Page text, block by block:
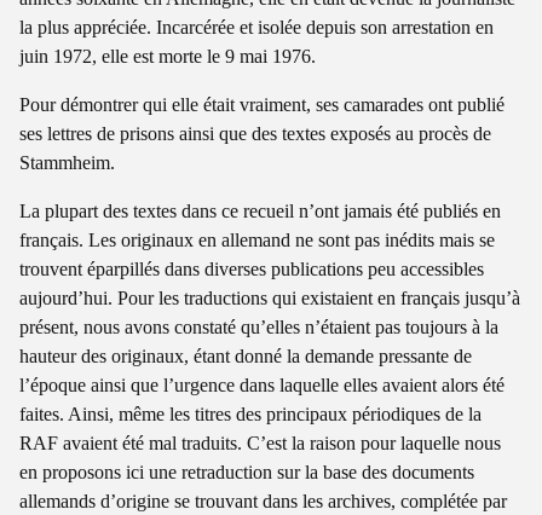
la plus appréciée. Incarcérée et isolée depuis son arrestation en
juin 1972, elle est morte le 9 mai 1976.
Pour démontrer qui elle était vraiment, ses camarades ont publié
ses lettres de prisons ainsi que des textes exposés au procès de
Stammheim.
La plupart des textes dans ce recueil n’ont jamais été publiés en
français. Les originaux en allemand ne sont pas inédits mais se
trouvent éparpillés dans diverses publications peu accessibles
aujourd’hui. Pour les traductions qui existaient en français jusqu’à
présent, nous avons constaté qu’elles n’étaient pas toujours à la
hauteur des originaux, étant donné la demande pressante de
l’époque ainsi que l’urgence dans laquelle elles avaient alors été
faites. Ainsi, même les titres des principaux périodiques de la
RAF avaient été mal traduits. C’est la raison pour laquelle nous
en proposons ici une retraduction sur la base des documents
allemands d’origine se trouvant dans les archives, complétée par